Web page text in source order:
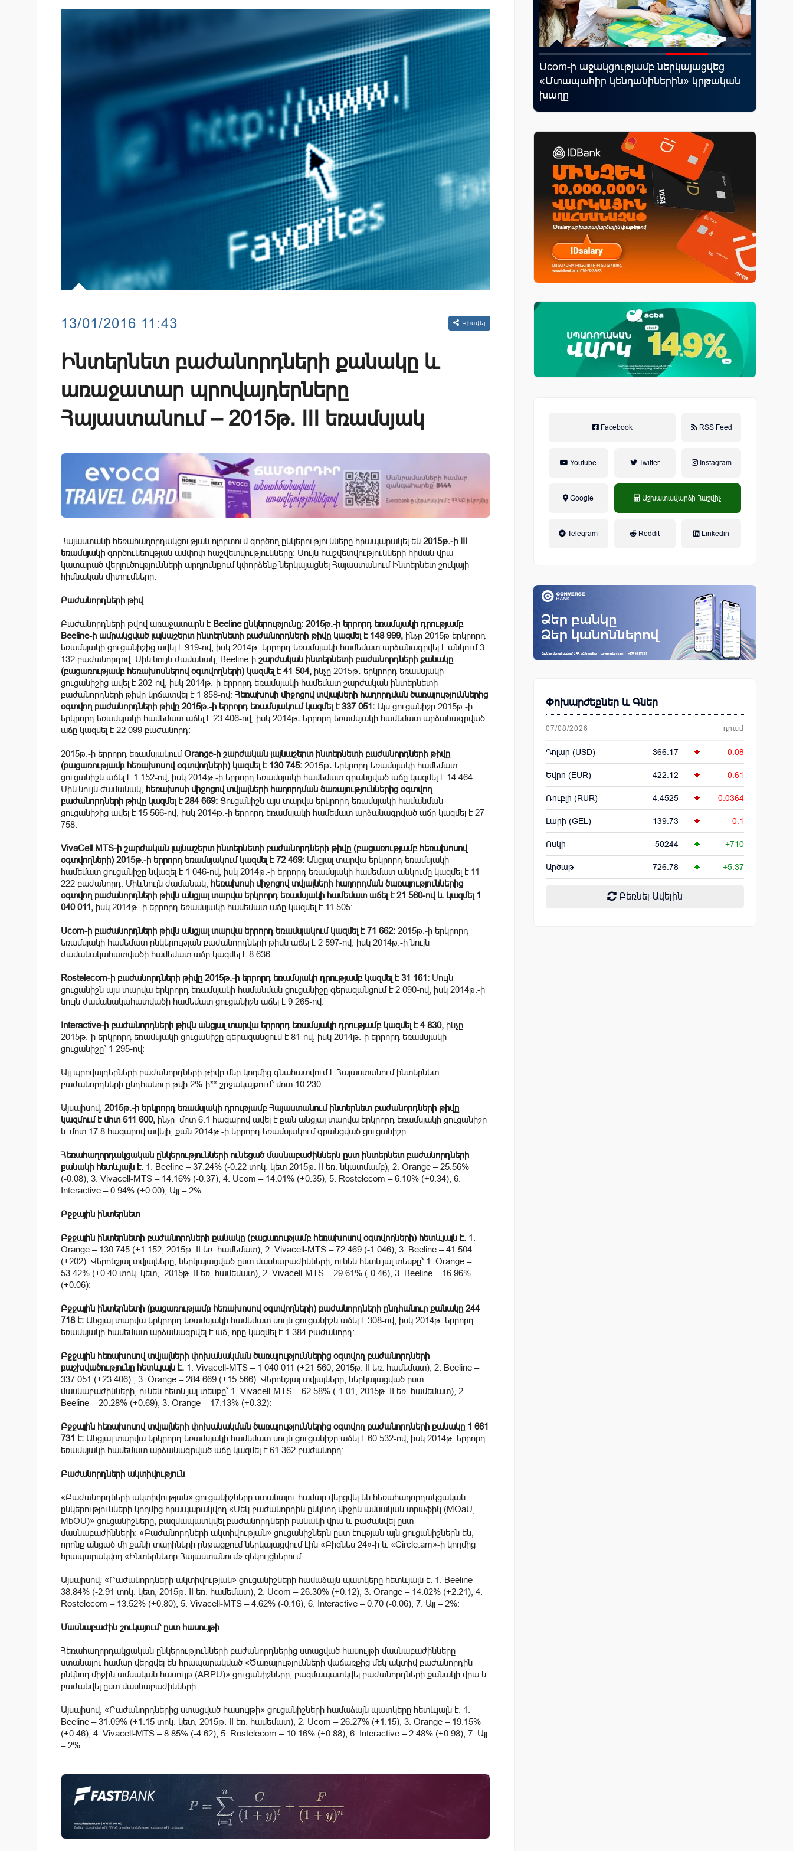
13/01/2016 11:43 Կիսվել
Ինտերնետ բաժանորդների քանակը և
առաջատար պրովայդերները
Հայաստանում – 2015թ. III եռամսյակ
Հայաստանի հեռահաղորդակցության ոլորտում գործող ընկերությունները հրապարակել են 2015թ.-ի III
եռամսյակի գործունեության ամփոփ հաշվետվությունները: Սույն հաշվետվությունների հիման վրա
կատարած վերլուծությունների արդյունքում կփորձենք ներկայացնել Հայաստանում Ինտերնետ շուկայի
հիմնական միտումները:
Բաժանորդների թիվ
Բաժանորդների թվով առաջատարն էBeeline ընկերությունը: 2015թ.-ի երրորդ եռամսյակի դրությամբ
Beeline-ի ամրակցված լայնաշերտ ինտերնետի բաժանորդների թիվը կազմել է 148 999, ինչը 2015թ երկրորդ
եռամսյակի ցուցանիշից ավել է 919-ով, իսկ 2014թ. երրորդ եռամսյակի համեմատ արձանագրվել է անկում 3
132 բաժանորդով: Միևնույն ժամանակ, Beeline-ի շարժական ինտերնետի բաժանորդների քանակը
(բացառությամբ հեռախոսներով օգտվողների) կազմել է 41 504, ինչը 2015թ․ երկրորդ եռամսյակի
ցուցանիշից ավել է 202-ով, իսկ 2014թ.-ի երրորդ եռամսյակի համեմատ շարժական ինտերնետի
բաժանորդների թիվը կրճատվել է 1 858-ով: Հեռախոսի միջոցով տվյալների հաղորդման ծառայություններից
օգտվող բաժանորդների թիվը 2015թ.-ի երրորդ եռամսյակում կազմել է 337 051: Այս ցուցանիշը 2015թ.-ի
երկրորդ եռամսյակի համեմատ աճել է 23 406-ով, իսկ 2014թ․ երրորդ եռամսյակի համեմատ արձանագրված
աճը կազմել է 22 099 բաժանորդ:
2015թ.-ի երրորդ եռամսյակումOrange-ի շարժական լայնաշերտ ինտերնետի բաժանորդների թիվը
(բացառությամբ հեռախոսով օգտվողների) կազմել է 130 745: 2015թ․ երկրորդ եռամսյակի համեմատ
ցուցանիշն աճել է 1 152-ով, իսկ 2014թ.-ի երրորդ եռամսյակի համեմատ գրանցված աճը կազմել է 14 464:
Միևնույն ժամանակ, հեռախոսի միջոցով տվյալների հաղորդման ծառայություններից օգտվող
բաժանորդների թիվը կազմել է 284 669: Ցուցանիշն այս տարվա երկրորդ եռամսյակի համանման
ցուցանիշից ավել է 15 566-ով, իսկ 2014թ.-ի երրորդ եռամսյակի համեմատ արձանագրված աճը կազմել է 27
758:
VivaCell MTS-ի շարժական լայնաշերտ ինտերնետի բաժանորդների թիվը (բացառությամբ հեռախոսով
օգտվողների) 2015թ.-ի երրորդ եռամսյակում կազմել է 72 469: Անցյալ տարվա երկրորդ եռամսյակի
համեմատ ցուցանիշը նվազել է 1 046-ով, իսկ 2014թ.-ի երրորդ եռամսյակի համեմատ անկումը կազմել է 11
222 բաժանորդ: Միևնույն ժամանակ, հեռախոսի միջոցով տվյալների հաղորդման ծառայություններից
օգտվող բաժանորդների թիվն անցյալ տարվա երկրորդ եռամսյակի համեմատ աճել է 21 560-ով և կազմել 1
040 011, իսկ 2014թ.-ի երրորդ եռամսյակի համեմատ աճը կազմել է 11 505:
Ucom-ի բաժանորդների թիվն անցյալ տարվա երրորդ եռամսյակում կազմել է 71 662: 2015թ.-ի երկրորդ
եռամսյակի համեմատ ընկերության բաժանորդների թիվն աճել է 2 597-ով, իսկ 2014թ.-ի նույն
ժամանակահատվածի համեմատ աճը կազմել է 8 636:
Rostelecom-ի բաժանորդների թիվը 2015թ.-ի երրորդ եռամսյակի դրությամբ կազմել է 31 161: Սույն
ցուցանիշն այս տարվա երկրորդ եռամսյակի համանման ցուցանիշը գերազանցում է 2 090-ով, իսկ 2014թ.-ի
նույն ժամանակահատվածի համեմատ ցուցանիշն աճել է 9 265-ով:
Interactive-ի բաժանորդների թիվն անցյալ տարվա երրորդ եռամսյակի դրությամբ կազմել է 4 830, ինչը
2015թ.-ի երկրորդ եռամսյակի ցուցանիշը գերազանցում է 81-ով, իսկ 2014թ.-ի երրորդ եռամսյակի
ցուցանիշը՝ 1 295-ով:
Այլ պրովայդերների բաժանորդների թիվը մեր կողմից գնահատվում է Հայաստանում ինտերնետ
բաժանորդների ընդհանուր թվի 2%-ի** շրջակայքում՝ մոտ 10 230:
Այսպիսով, 2015թ.-ի երկրորդ եռամսյակի դրությամբ Հայաստանում ինտերնետ բաժանորդների թիվը
կազմում է մոտ 511 600, ինչը մոտ 6.1 հազարով ավել է քան անցյալ տարվա երկրորդ եռամսյակի ցուցանիշը
և մոտ 17.8 հազարով ավելի, քան 2014թ.-ի երրորդ եռամսյակում գրանցված ցուցանիշը:
Հեռահաղորդակցական ընկերությունների ունեցած մասնաբաժիններն ըստ ինտերնետ բաժանորդների
քանակի հետևյալն է. 1. Beeline – 37.24% (-0.22 տոկ. կետ 2015թ. II եռ. նկատմամբ), 2. Orange – 25.56%
(-0.08), 3. Vivacell-MTS – 14.16% (-0.37), 4. Ucom – 14.01% (+0.35), 5. Rostelecom – 6.10% (+0.34), 6.
Interactive – 0.94% (+0.00), Այլ – 2%:
Բջջային ինտերնետ
Բջջային ինտերնետի բաժանորդների քանակը (բացառությամբ հեռախոսով օգտվողների) հետևյալն է. 1.
Orange – 130 745 (+1 152, 2015թ. II եռ. համեմատ), 2. Vivacell-MTS – 72 469 (-1 046), 3. Beeline – 41 504
(+202): Վերոնշյալ տվյալները, ներկայացված ըստ մասնաբաժինների, ունեն հետևյալ տեսքը՝ 1. Orange –
53.42% (+0.40 տոկ. կետ, 2015թ. II եռ. համեմատ), 2. Vivacell-MTS – 29.61% (-0.46), 3. Beeline – 16.96%
(+0.06):
Բջջային ինտերնետի (բացառությամբ հեռախոսով օգտվողների) բաժանորդների ընդհանուր քանակը 244
718 է: Անցյալ տարվա երկրորդ եռամսյակի համեմատ սույն ցուցանիշն աճել է 308-ով, իսկ 2014թ. երրորդ
եռամսյակի համեմատ արձանագրվել է աճ, որը կազմել է 1 384 բաժանորդ:
Բջջային հեռախոսով տվյալների փոխանակման ծառայություններից օգտվող բաժանորդների
բաշխվածությունը հետևյալն է. 1. Vivacell-MTS – 1 040 011 (+21 560, 2015թ. II եռ. համեմատ), 2. Beeline –
337 051 (+23 406) , 3. Orange – 284 669 (+15 566): Վերոնշյալ տվյալները, ներկայացված ըստ
մասնաբաժինների, ունեն հետևյալ տեսքը՝ 1. Vivacell-MTS – 62.58% (-1.01, 2015թ. II եռ. համեմատ), 2.
Beeline – 20.28% (+0.69), 3. Orange – 17.13% (+0.32):
Բջջային հեռախոսով տվյալների փոխանակման ծառայություններից օգտվող բաժանորդների քանակը 1 661
731 է: Անցյալ տարվա երկրորդ եռամսյակի համեմատ սույն ցուցանիշը աճել է 60 532-ով, իսկ 2014թ. երրորդ
եռամսյակի համեմատ արձանագրված աճը կազմել է 61 362 բաժանորդ:
Բաժանորդների ակտիվություն
«Բաժանորդների ակտիվության» ցուցանիշները ստանալու համար վերցվել են հեռահաղորդակցական
ընկերությունների կողմից հրապարակվող «Մեկ բաժանորդին ընկնող միջին ամսական տրաֆիկ (MOaU,
MbOU)» ցուցանիշները, բազմապատկվել բաժանորդների քանակի վրա և բաժանվել ըստ
մասնաբաժինների: «Բաժանորդների ակտիվության» ցուցանիշներն ըստ էության այն ցուցանիշներն են,
որոնք անցած մի քանի տարիների ընթացքում ներկայացվում էին «Բիզնես 24»-ի և «Circle.am»-ի կողմից
հրապարակվող «Ինտերնետը Հայաստանում» զեկույցներում:
Այսպիսով, «Բաժանորդների ակտիվության» ցուցանիշների համաձայն պատկերը հետևյալն է. 1. Beeline –
38.84% (-2.91 տոկ. կետ, 2015թ. II եռ. համեմատ), 2. Ucom – 26.30% (+0.12), 3. Orange – 14.02% (+2.21), 4.
Rostelecom – 13.52% (+0.80), 5. Vivacell-MTS – 4.62% (-0.16), 6. Interactive – 0.70 (-0.06), 7. Այլ – 2%:
Մասնաբաժին շուկայում՝ ըստ հասույթի
Հեռահաղորդակցական ընկերությունների բաժանորդներից ստացված հասույթի մասնաբաժինները
ստանալու համար վերցվել են հրապարակված «Ծառայությունների վաճառքից մեկ ակտիվ բաժանորդին
ընկնող միջին ամսական հասույթ (ARPU)» ցուցանիշները, բազմապատկվել բաժանորդների քանակի վրա և
բաժանվել ըստ մասնաբաժինների:
Այսպիսով, «Բաժանորդներից ստացված հասույթի» ցուցանիշների համաձայն պատկերը հետևյալն է. 1.
Beeline – 31.09% (+1.15 տոկ. կետ, 2015թ. II եռ. համեմատ), 2. Ucom – 26.27% (+1.15), 3. Orange – 19.15%
(+0.46), 4. Vivacell-MTS – 8.85% (-4.62), 5. Rostelecom – 10.16% (+0.88), 6. Interactive – 2.48% (+0.98), 7. Այլ
– 2%:
Ֆասթ Բանկը Սևան Ստարտափ
Սամմիթին ներկայացրել է իր
պրոդուկտներն ու քարտային
առաջարկները
Moody’s-ը IDBank-ի վարկանիշային
հեռանկարը փոխել է դրականի
Ucom-ի աջակցությամբ ներկայացվեց
«Մտապահիր կենդանիներին» կրթական
խաղը
Facebook RSS Feed
Youtube Twitter Instagram
Google Աշխատավարձի Հաշվիչ
Telegram Reddit Linkedin
Փոխարժեքներ և Գներ
07/08/2026 դրամ
Դոլար (USD) 366.17 -0.08
Եվրո (EUR) 422.12 -0.61
Ռուբլի (RUR) 4.4525 -0.0364
Լարի (GEL) 139.73 -0.1
Ոսկի 50244 +710
Արծաթ 726.78 +5.37
Բեռնել Ավելին